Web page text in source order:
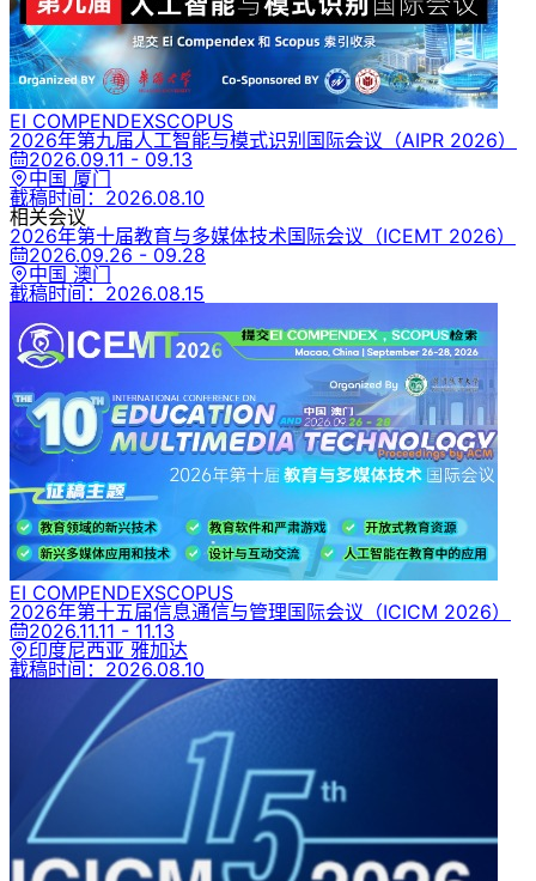
EI COMPENDEXSCOPUS
2026年第九届人工智能与模式识别国际会议 （AIPR 2026）
2026.09.11 - 09.13
中国 厦门
截稿时间： 2026.08.10
相关会议
2026年第十届教育与多媒体技术国际会议 （ICEMT 2026）
2026.09.26 - 09.28
中国 澳门
截稿时间： 2026.08.15
EI COMPENDEXSCOPUS
2026年第十五届信息通信与管理国际会议 （ICICM 2026）
2026.11.11 - 11.13
印度尼西亚 雅加达
截稿时间： 2026.08.10